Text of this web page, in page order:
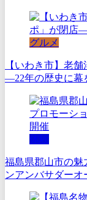
グルメ
【いわき市】老
―22年の歴史に幕
体験
福島県郡山市の魅
ンアンバサダー